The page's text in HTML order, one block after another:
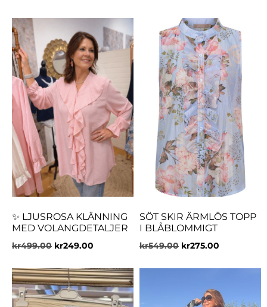
✨ LJUSROSA KLÄNNING
MED VOLANGDETALJER
kr499.00 kr249.00
SÖT SKIR ÄRMLÖS TOPP
I BLÅBLOMMIGT
kr549.00 kr275.00